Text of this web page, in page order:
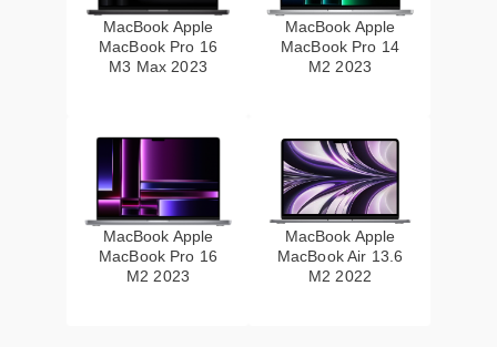
MacBook Apple
MacBook Pro 16
M3 Max 2023
MacBook Apple
MacBook Pro 14
M2 2023
MacBook Apple
MacBook Pro 16
M2 2023
MacBook Apple
MacBook Air 13.6
M2 2022